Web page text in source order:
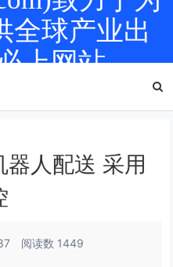
全球产业出
上网站
器人配送 采用
阅读数 1449